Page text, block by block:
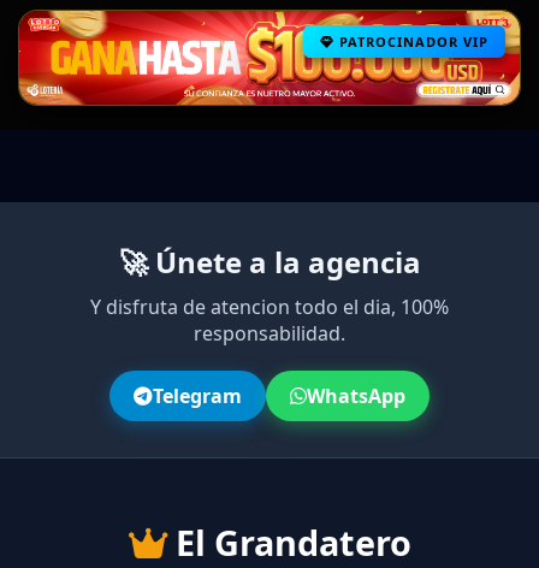
PATROCINADOR VIP
🚀 Únete a la agencia
Y disfruta de atencion todo el dia, 100%
responsabilidad.
Telegram WhatsApp
El Grandatero